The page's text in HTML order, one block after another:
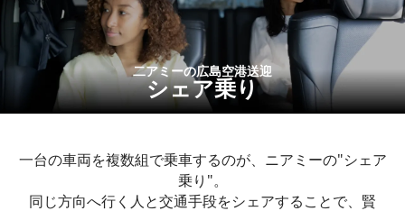
二アミーの広島空港送迎
シェア乗り
一台の車両を複数組で乗車するのが、ニアミーの"シェア
乗り"。
同じ方向へ行く人と交通手段をシェアすることで、賢